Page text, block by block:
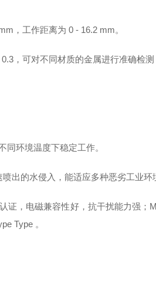
，工作距离为 0 - 16.2 mm。
，可对不同材质的金属进行准确检测
同环境温度下稳定工作。
出的水侵入，能适应多种恶劣工业环
证，电磁兼容性好，抗干扰能力强；
Type 。